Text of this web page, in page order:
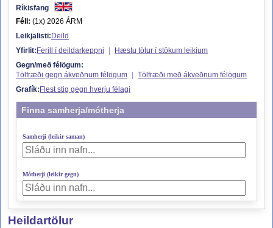
Ríkisfang
Féll: (1x) 2026 ÁRM
Leikjalisti: Deild
Yfirlit: Ferill í deildarkeppni
Hæstu tölur í stökum leikjum
Gegn/með félögum:
Tölfræði gegn ákveðnum félögum
Tölfræði með ákveðnum félögum
Grafík: Flest stig gegn hverju félagi
Finna samherja/mótherja
Samherji (leikir saman)
Mótherji (leikir gegn)
Heildartölur